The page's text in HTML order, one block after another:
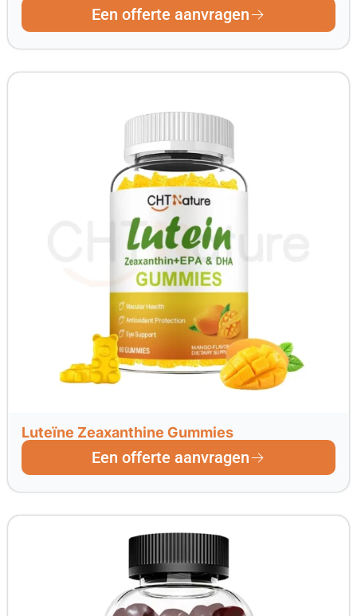
Een offerte aanvragen
Luteïne Zeaxanthine Gummies
Een offerte aanvragen